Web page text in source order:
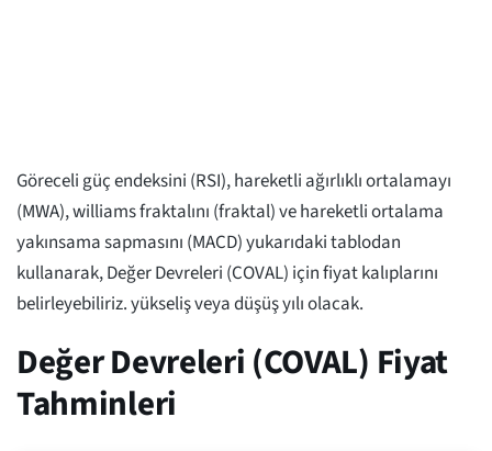
Göreceli güç endeksini (RSI), hareketli ağırlıklı ortalamayı
(MWA), williams fraktalını (fraktal) ve hareketli ortalama
yakınsama sapmasını (MACD) yukarıdaki tablodan
kullanarak, Değer Devreleri (COVAL) için fiyat kalıplarını
belirleyebiliriz. yükseliş veya düşüş yılı olacak.
Değer Devreleri (COVAL) Fiyat
Tahminleri